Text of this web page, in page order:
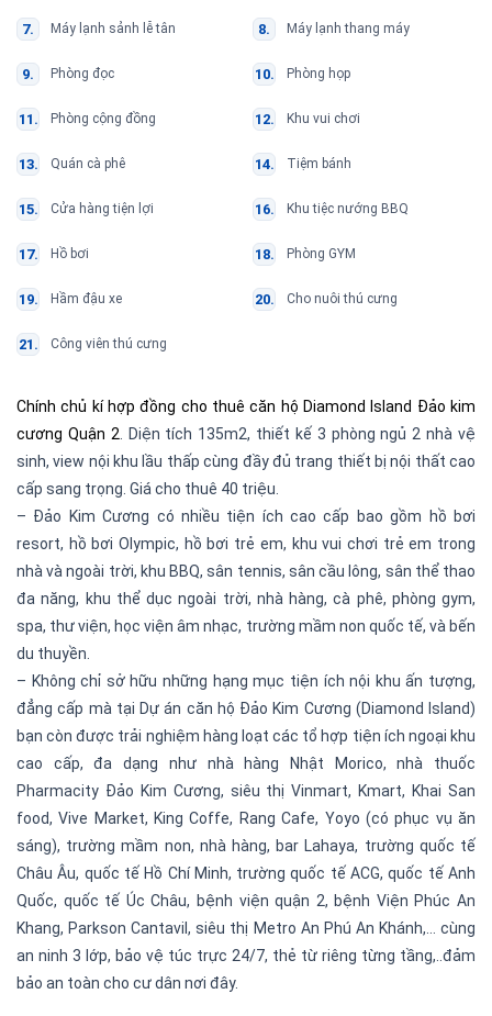
Máy lạnh sảnh lễ tân Máy lạnh thang máy
Phòng đọc Phòng họp
Phòng cộng đồng Khu vui chơi
Quán cà phê Tiệm bánh
Cửa hàng tiện lợi Khu tiệc nướng BBQ
Hồ bơi Phòng GYM
Hầm đậu xe Cho nuôi thú cưng
Công viên thú cưng
Chính chủ kí hợp đồng cho thuê căn hộ Diamond Island Đảo kim
cương Quận 2. Diện tích 135m2, thiết kế 3 phòng ngủ 2 nhà vệ
sinh, view nội khu lầu thấp cùng đầy đủ trang thiết bị nội thất cao
cấp sang trọng. Giá cho thuê 40 triệu.
– Đảo Kim Cương có nhiều tiện ích cao cấp bao gồm hồ bơi
resort, hồ bơi Olympic, hồ bơi trẻ em, khu vui chơi trẻ em trong
nhà và ngoài trời, khu BBQ, sân tennis, sân cầu lông, sân thể thao
đa năng, khu thể dục ngoài trời, nhà hàng, cà phê, phòng gym,
spa, thư viện, học viện âm nhạc, trường mầm non quốc tế, và bến
du thuyền.
– Không chỉ sở hữu những hạng mục tiện ích nội khu ấn tượng,
đẳng cấp mà tại Dự án căn hộ Đảo Kim Cương (Diamond Island)
bạn còn được trải nghiệm hàng loạt các tổ hợp tiện ích ngoại khu
cao cấp, đa dạng như nhà hàng Nhật Morico, nhà thuốc
Pharmacity Đảo Kim Cương, siêu thị Vinmart, Kmart, Khai San
food, Vive Market, King Coffe, Rang Cafe, Yoyo (có phục vụ ăn
sáng), trường mầm non, nhà hàng, bar Lahaya, trường quốc tế
Châu Âu, quốc tế Hồ Chí Minh, trường quốc tế ACG, quốc tế Anh
Quốc, quốc tế Úc Châu, bệnh viện quận 2, bệnh Viện Phúc An
Khang, Parkson Cantavil, siêu thị Metro An Phú An Khánh,… cùng
an ninh 3 lớp, bảo vệ túc trực 24/7, thẻ từ riêng từng tầng,..đảm
bảo an toàn cho cư dân nơi đây.